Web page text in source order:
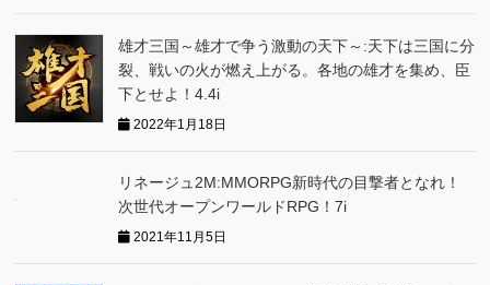
雄才三国～雄才で争う激動の天下～:天下は三国に分
裂、戦いの火が燃え上がる。各地の雄才を集め、臣
下とせよ！4.4i
2022年1月18日
リネージュ2M:MMORPG新時代の目撃者となれ！
次世代オープンワールドRPG！7i
2021年11月5日